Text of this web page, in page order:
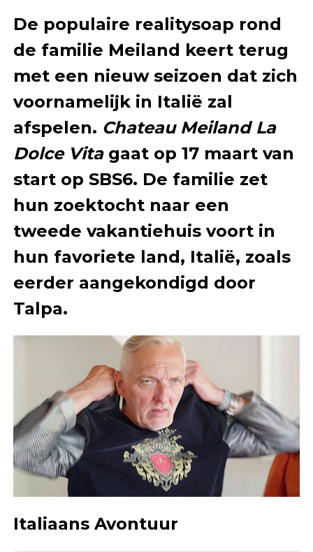
De populaire realitysoap rond
de familie Meiland keert terug
met een nieuw seizoen dat zich
voornamelijk in Italië zal
afspelen. Chateau Meiland La
Dolce Vitagaat op 17 maart van
start op SBS6. De familie zet
hun zoektocht naar een
tweede vakantiehuis voort in
hun favoriete land, Italië, zoals
eerder aangekondigd door
Talpa.
Italiaans Avontuur